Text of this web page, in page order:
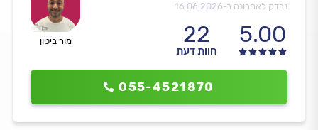
מור ביטון
נבדק לאחרונה ב-16.06.2026
5.00
22
חוות דעת
055-4521870